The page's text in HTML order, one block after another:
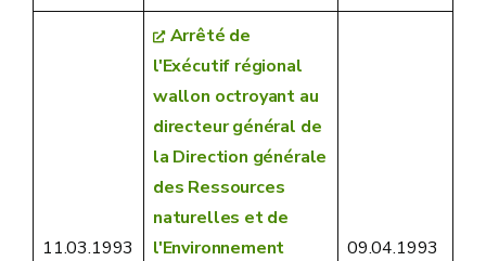
11.03.1993
Arrêté de
l'Exécutif régional
wallon octroyant au
directeur général de
la Direction générale
des Ressources
naturelles et de
l'Environnement
09.04.1993